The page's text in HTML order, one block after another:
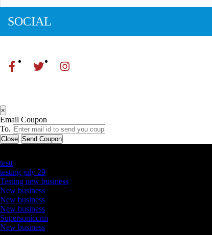
SOCIAL
×
Email Coupon
To.
Close Send Coupon
testt
testing july 29
Testing new business
New business
New business
New business
Supersoniccrm
New business